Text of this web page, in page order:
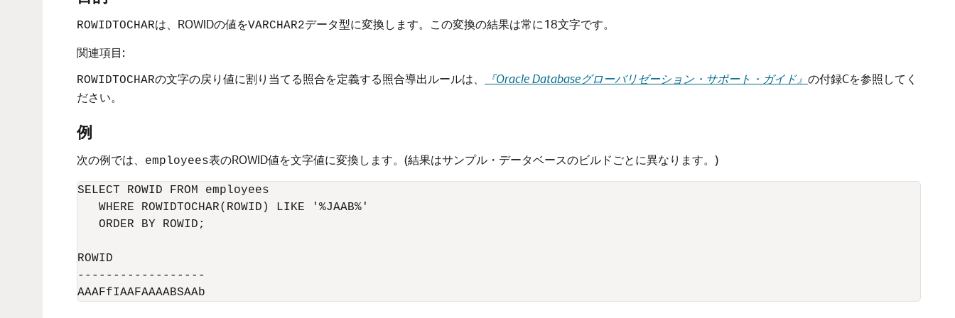
ROWIDTOCHARは、ROWIDの値をVARCHAR2データ型に変換します。この変換の結果は常に18文字です。
関連項目:
ROWIDTOCHARの文字の戻り値に割り当てる照合を定義する照合導出ルールは、 『Oracle Databaseグローバリゼーション・サポート・ガイド』 の付録Cを参照してく
ださい。
例
次の例では、 employees表のROWID値を文字値に変換します。(結果はサンプル・データベースのビルドごとに異なります。)
SELECT ROWID FROM employees
   WHERE ROWIDTOCHAR(ROWID) LIKE '%JAAB%'
   ORDER BY ROWID;
ROWID
------------------
AAAFfIAAFAAAABSAAb